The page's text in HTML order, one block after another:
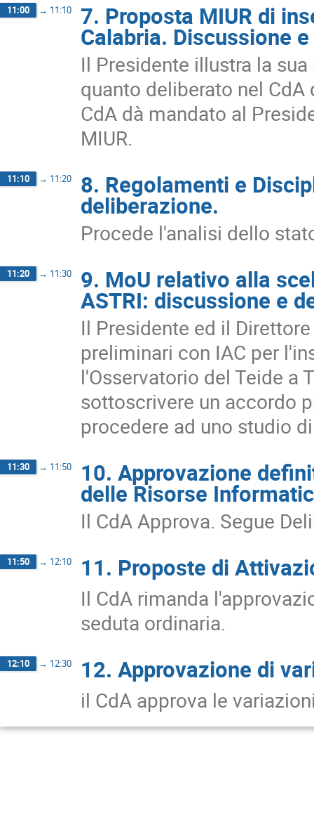
11:00 → 11:10 7. Proposta MIUR di
Calabria. Discussione
Il Presidente illustra la
quanto deliberato nel
CdA dà mandato al
MIUR.
11:10 → 11:20 8. Regolamenti e
deliberazione.
Procede l'analisi dello
11:20 → 11:30 9. MoU relativo alla
ASTRI: discussione e
Il Presidente ed il
preliminari con IAC per
l'Osservatorio del Teide a
sottoscrivere un accordo
procedere ad uno studio
11:30 → 11:50 10. Approvazione
delle Risorse
Il CdA Approva. Segue
11:50 → 12:10 11. Proposte di
Il CdA rimanda
seduta ordinaria.
12:10 → 12:30 12. Approvazione di
il CdA approva le